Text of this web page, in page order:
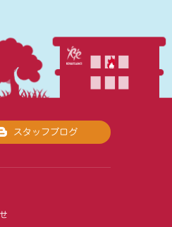
スタッフブログ